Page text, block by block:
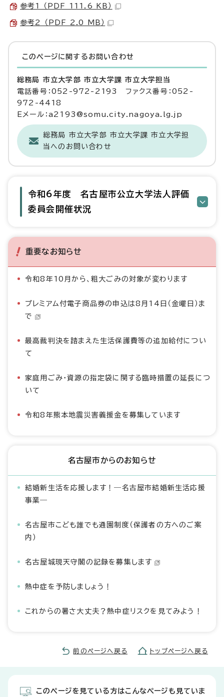
参考1 （PDF 111.6 KB）
参考2 （PDF 2.0 MB）
このページに関する お問い合わせ
総務局 市立大学部 市立大学課 市立大学担当
電話番号：052-972-2193 ファクス番号：052-
972-4418
Eメール：a2193@somu.city.nagoya.lg.jp
総務局 市立大学部 市立大学課 市立大学担
当へのお問い合わせ
令和6年度 名古屋市公立大学法人評価
委員会開催状況
重要なお知らせ
令和8年10月から、粗大ごみの対象が変わります
プレミアム付電子商品券の申込は8月14日（金曜日）ま
で
最高裁判決を踏まえた生活保護費等の追加給付につい
て
家庭用ごみ・資源の指定袋に関する臨時措置の延長につ
いて
令和8年熊本地震災害義援金を募集しています
名古屋市からのお知らせ
結婚新生活を応援します！―名古屋市結婚新生活応援
事業―
名古屋市こども誰でも通園制度（保護者の方へのご案
内）
名古屋城現天守閣の記録を募集します
熱中症を予防しましょう！
これからの暑さ大丈夫？熱中症リスクを見てみよう！
前のページへ戻る トップページへ戻る
このページを見ている方はこんなページも見ていま